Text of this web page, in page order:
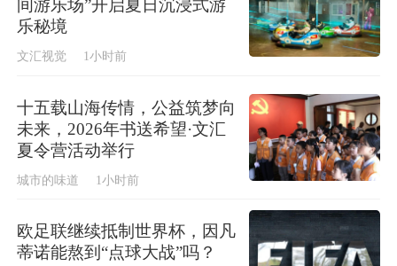
间游乐场”开启夏日沉浸式游
乐秘境
文汇视觉 1小时前
十五载山海传情，公益筑梦向
未来，2026年书送希望·文汇
夏令营活动举行
城市的味道 1小时前
欧足联继续抵制世界杯，因凡
蒂诺能熬到“点球大战”吗？